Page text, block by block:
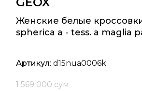
Женские белые кроссовки
spherica a - tess. a maglia
Артикул: d15nua0006k
1 569 000 сум